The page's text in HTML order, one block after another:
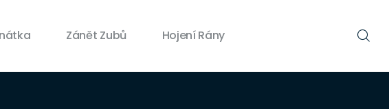
Zánět Zubů Hojení Rány